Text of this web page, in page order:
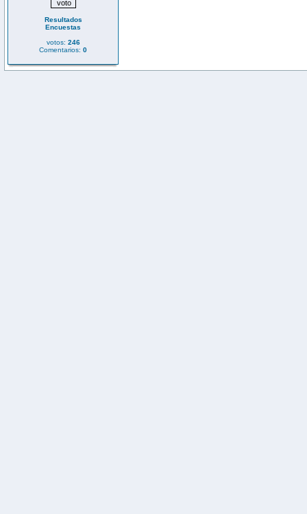
Resultados
Encuestas
votos: 246
Comentarios: 0